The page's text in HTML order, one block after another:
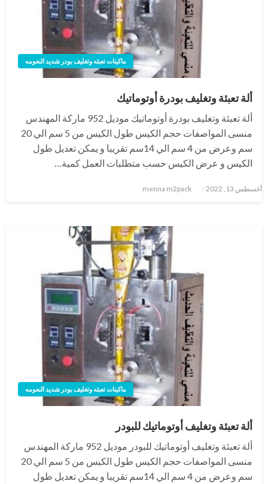
ماكينات تعبئه وتغليف بودر شديد النعومه
ألة تعبئة وتغليف بودرة أوتوماتيك
ألة تعبئة وتغليف بودرة أوتوماتيك موديل 952 ماركة المهندس
منسى المواصفات حجم الكيس طول الكيس من 5 سم الي 20
سم وعرض من 4 سم الي 14سم تقريبا و يمكن تعديل طول
الكيس و عرض الكيس حسب متطلبات العمل كمية…
نُشر
أغسطس 13, 2022 menna m2pack
ماكينات تعبئه وتغليف بودر شديد النعومه
ألة تعبئة وتغليف أوتوماتيك للبودر
ألة تعبئة وتغليف أوتوماتيك للبودر موديل 952 ماركة المهندس
منسى المواصفات حجم الكيس طول الكيس من 5 سم الي 20
سم وعرض من 4 سم الي 14سم تقريبا و يمكن تعديل طول